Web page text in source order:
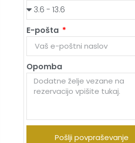
E-pošta
Opomba
Pošlji povpraševanje